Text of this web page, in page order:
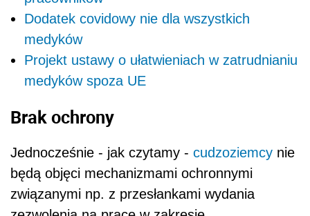
Dodatek covidowy nie dla wszystkich
medyków
Projekt ustawy o ułatwieniach w zatrudnianiu
medyków spoza UE
Brak ochrony
Jednocześnie - jak czytamy - cudzoziemcy nie
będą objęci mechanizmami ochronnymi
związanymi np. z przesłankami wydania